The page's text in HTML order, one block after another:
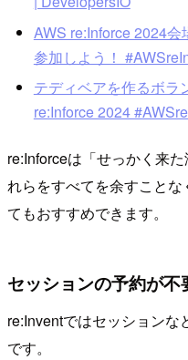
AWS re:Inforce 2024
参加しよう！
テディベアを作るボラ
re:Inforce 2024
re:Inforceは「せっかく来
れらをすべてを余すこと
てもおすすめできます。
セッションの予約が不
re:Inventではセッション
です。